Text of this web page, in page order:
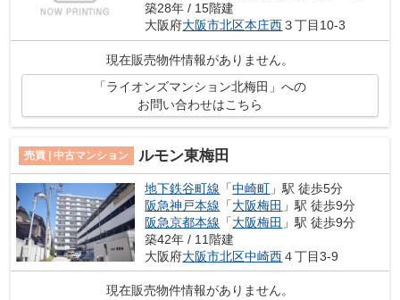
築28年 / 15階建
大阪府大阪市北区本庄西３丁目10-3
現在販売物件情報がありません。
「ライオンズマンション北梅田」への
お問い合わせはこちら
売買 | 中古マンション ルモン東梅田
地下鉄谷町線 「中崎町 」駅 徒歩5分
阪急神戸本線 「大阪梅田 」駅 徒歩9分
阪急京都本線 「大阪梅田 」駅 徒歩9分
築42年 / 11階建
大阪府大阪市北区中崎西４丁目3-9
現在販売物件情報がありません。